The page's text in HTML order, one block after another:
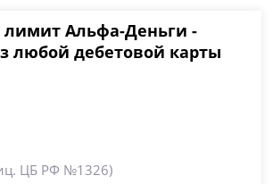
Альфа-Деньги -
любой дебетовой карты
ЦБ РФ №1326)